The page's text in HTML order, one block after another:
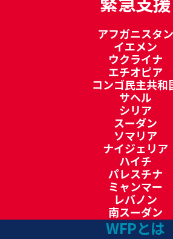
アフガニスタン
イエメン
ウクライナ
エチオピア
コンゴ民主共和
サヘル
シリア
スーダン
ソマリア
ナイジェリア
ハイチ
パレスチナ
ミャンマー
レバノン
南スーダン
WFPとは